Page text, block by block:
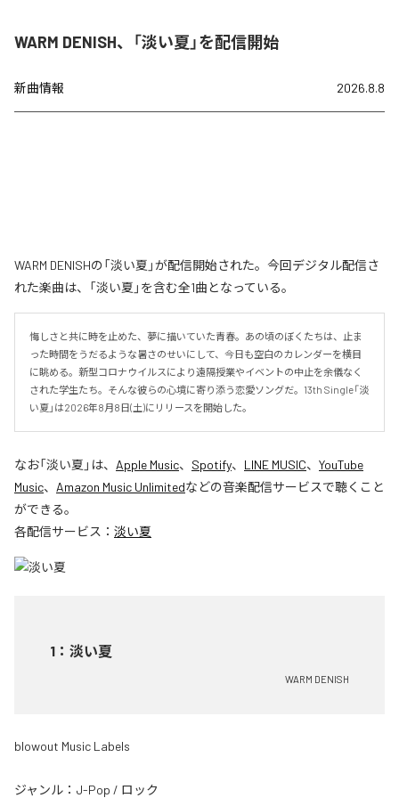
WARM DENISH、「淡い夏」を配信開始
新曲情報 2026.8.8
WARM DENISHの「淡い夏」が配信開始された。今回デジタル配信さ
れた楽曲は、「淡い夏」を含む全1曲となっている。
悔しさと共に時を止めた、夢に描いていた青春。あの頃のぼくたちは、止ま
った時間をうだるような暑さのせいにして、今日も空白のカレンダーを横目
に眺める。新型コロナウイルスにより遠隔授業やイベントの中止を余儀なく
された学生たち。そんな彼らの心境に寄り添う恋愛ソングだ。13th Single「淡
い夏」は2026年8月8日(土)にリリースを開始した。
なお「淡い夏 」は、 Apple Music、 Spotify、 LINE MUSIC、 YouTube
Music、 Amazon Music Unlimitedなどの音楽配信サービスで聴くこと
ができる。
各配信サービス： 淡い夏
1 ： 淡い夏
WARM DENISH
blowout Music Labels
ジャンル： J-Pop / ロック